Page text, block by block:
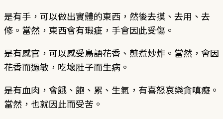
是有手，可以做出實體的東西，然後去摸、去用、去
修。當然，東西會有瑕疵，手會因此受傷。
是有感官，可以感受鳥語花香、煎煮炒炸。當然，會因
花香而過敏，吃壞肚子而生病。
是有血肉，會餓、飽、累、生氣，有喜怒哀樂貪嗔癡。
當然，也就因此而受苦。